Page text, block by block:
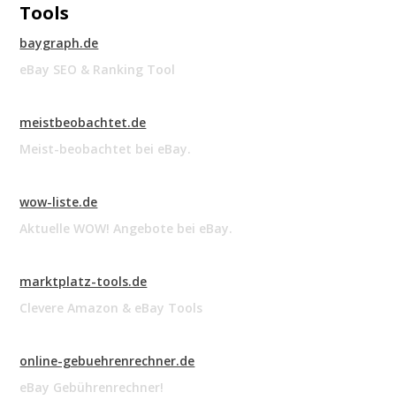
Tools
baygraph.de
eBay SEO & Ranking Tool
meistbeobachtet.de
Meist-beobachtet bei eBay.
wow-liste.de
Aktuelle WOW! Angebote bei eBay.
marktplatz-tools.de
Clevere Amazon & eBay Tools
online-gebuehrenrechner.de
eBay Gebührenrechner!